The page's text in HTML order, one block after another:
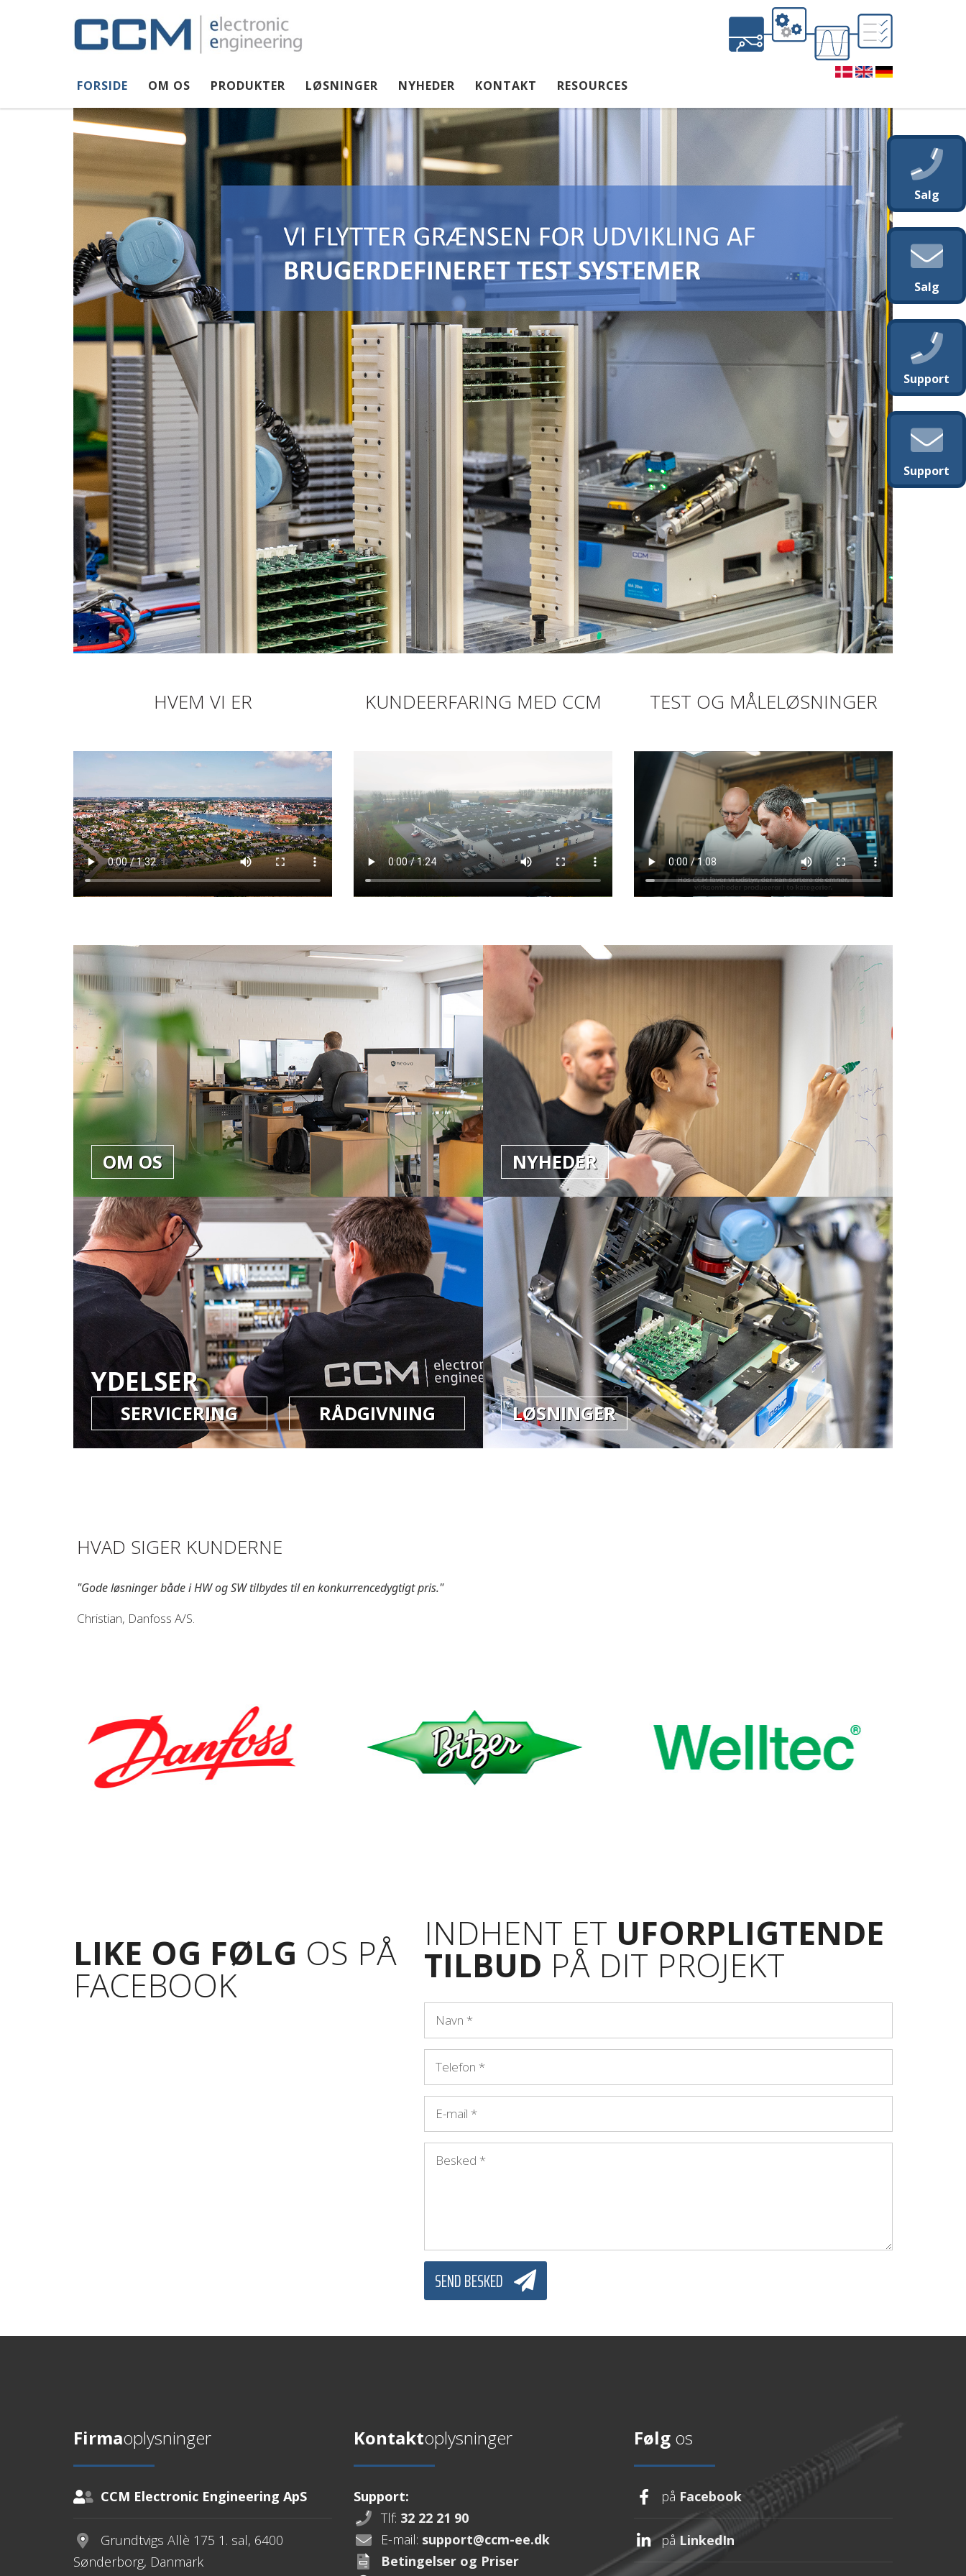
FORSIDE OM OS PRODUKTER LØSNINGER NYHEDER KONTAKT RESOURCES
HVEM VI ER KUNDEERFARING MED CCM TEST OG MÅLELØSNINGER
OM OS NYHEDER
YDELSER
SERVICERING RÅDGIVNING LØSNINGER
HVAD SIGER KUNDERNE
"Gode løsninger både i HW og SW tilbydes til en konkurrencedygtigt pris."
Christian, Danfoss A/S.
LIKE OG FØLG OS PÅ
FACEBOOK
INDHENT ET UFORPLIGTENDE
TILBUD PÅ DIT PROJEKT
NAVN*
TELEFON
E-MAIL
BESKED*
SEND BESKED
Firmaoplysninger
CCM Electronic Engineering ApS
Grundtvigs Allè 175 1. sal, 6400
Sønderborg, Danmark
Kontaktoplysninger
Support:
Tlf: 32 22 21 90
E-mail: support@ccm-ee.dk
Betingelser og Priser
Salg
Salg
Support
Support
Følg os
på Facebook
påLinkedIn